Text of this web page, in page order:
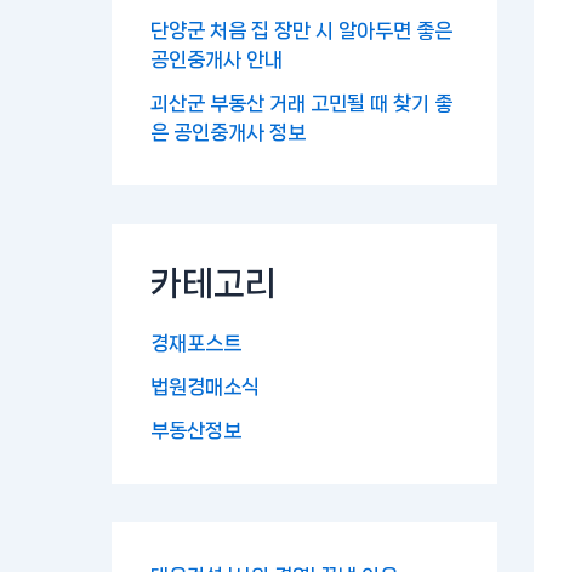
단양군 처음 집 장만 시 알아두면 좋은
공인중개사 안내
괴산군 부동산 거래 고민될 때 찾기 좋
은 공인중개사 정보
카테고리
경재포스트
법원경매소식
부동산정보